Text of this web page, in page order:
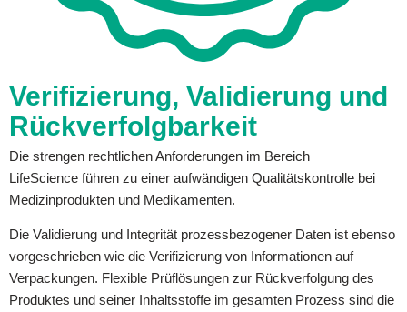
Verifizierung, Validierung und
Rückverfolgbarkeit
Die strengen rechtlichen Anforderungen im Bereich
LifeScience führen zu einer aufwändigen Qualitätskontrolle bei
Medizinprodukten und Medikamenten.
Die Validierung und Integrität prozessbezogener Daten ist ebenso
vorgeschrieben wie die Verifizierung von Informationen auf
Verpackungen. Flexible Prüflösungen zur Rückverfolgung des
Produktes und seiner Inhaltsstoffe im gesamten Prozess sind die